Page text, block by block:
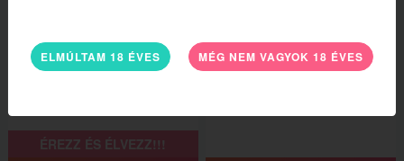
ÉREZZ ÉS ÉLVEZZ!!!
ELMÚLTAM 18 ÉVES MÉG NEM VAGYOK 18 ÉVES